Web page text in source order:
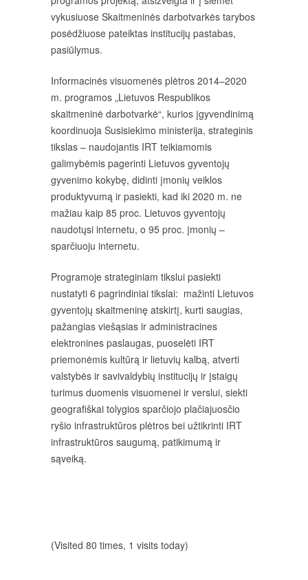
vykusiuose Skaitmeninės darbotvarkės tarybos
posėdžiuose pateiktas institucijų pastabas,
pasiūlymus.
Informacinės visuomenės plėtros 2014–2020
m. programos „Lietuvos Respublikos
skaitmeninė darbotvarkė“, kurios įgyvendinimą
koordinuoja Susisiekimo ministerija, strateginis
tikslas – naudojantis IRT teikiamomis
galimybėmis pagerinti Lietuvos gyventojų
gyvenimo kokybę, didinti įmonių veiklos
produktyvumą ir pasiekti, kad iki 2020 m. ne
mažiau kaip 85 proc. Lietuvos gyventojų
naudotųsi internetu, o 95 proc. įmonių –
sparčiuoju internetu.
Programoje strateginiam tikslui pasiekti
nustatyti 6 pagrindiniai tikslai: mažinti Lietuvos
gyventojų skaitmeninę atskirtį, kurti saugias,
pažangias viešąsias ir administracines
elektronines paslaugas, puoselėti IRT
priemonėmis kultūrą ir lietuvių kalbą, atverti
valstybės ir savivaldybių institucijų ir įstaigų
turimus duomenis visuomenei ir verslui, siekti
geografiškai tolygios sparčiojo plačiajuosčio
ryšio infrastruktūros plėtros bei užtikrinti IRT
infrastruktūros saugumą, patikimumą ir
sąveiką.
(Visited 80 times, 1 visits today)